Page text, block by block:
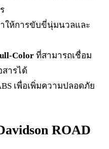
ให้การขับขี่นุ่มนวลและ
Color ที่สามารถเชื่อม
ารได้
เพื่อเพิ่มความปลอดภัย
ROAD